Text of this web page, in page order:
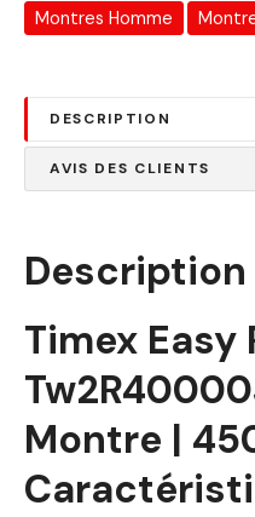
Montres Homme
DESCRIPTION
AVIS DES CLIENTS
Description
Timex Easy
Montre |